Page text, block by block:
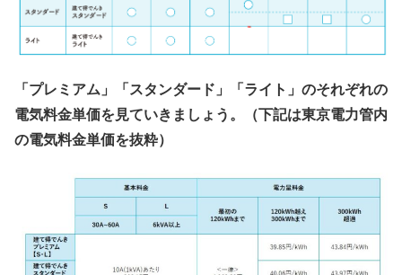
「プレミアム」「スタンダード」「ライト」のそれぞれの
電気料金単価を見ていきましょう。（下記は東京電力管内
の電気料金単価を抜粋）